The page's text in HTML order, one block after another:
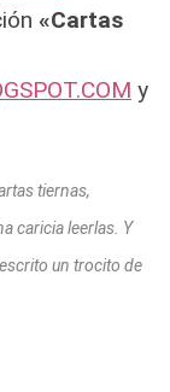
«Cartas
y
tiernas,
caricia leerlas. Y
un trocito de